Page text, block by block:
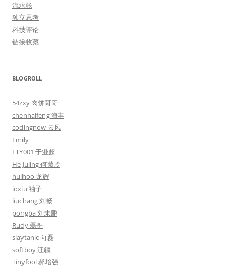
流水帐
独立思考
科技评论
链接收藏
BLOGROLL
54zxy 肉饼哥哥
chenhaifeng 海丰
codingnow 云风
Emily
ETY001 于业超
He Juling 何菊玲
huihoo 龙辉
ioxiu 袖子
liuchang 刘畅
pongba 刘未鹏
Rudy 磊哥
slaytanic 向磊
softboy 汪疆
Tinyfool 郝培强